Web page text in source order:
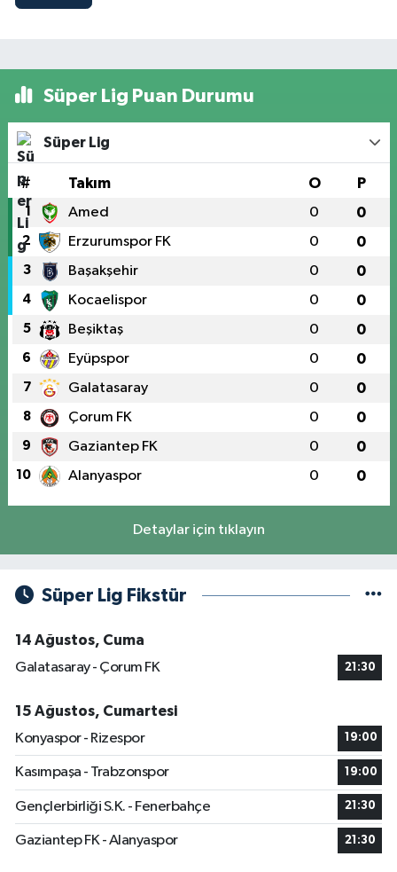
Süper Lig Puan Durumu
Süper Lig
# Takım O P
1 Amed 0 0
2 Erzurumspor FK 0 0
3 Başakşehir 0 0
4 Kocaelispor 0 0
5 Beşiktaş 0 0
6 Eyüpspor 0 0
7 Galatasaray 0 0
8 Çorum FK 0 0
9 Gaziantep FK 0 0
10 Alanyaspor 0 0
Detaylar için tıklayın
Süper Lig Fikstür
14 Ağustos, Cuma
Galatasaray - Çorum FK
21:30
15 Ağustos, Cumartesi
Konyaspor - Rizespor
19:00
Kasımpaşa - Trabzonspor 19:00
Gençlerbirliği S.K. - Fenerbahçe 21:30
Gaziantep FK - Alanyaspor 21:30